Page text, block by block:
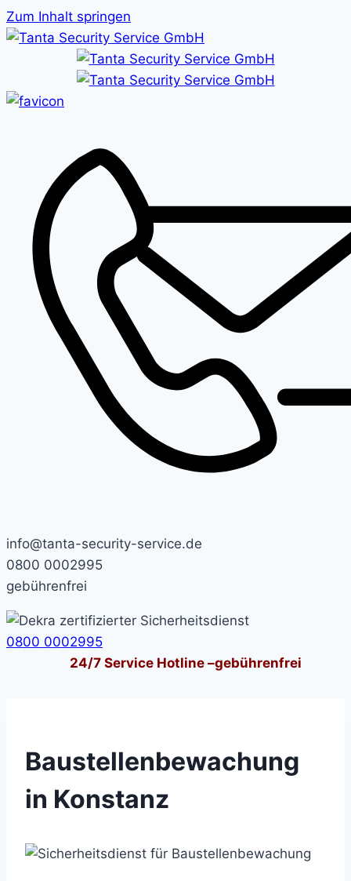
Zum Inhalt springen
info@tanta-security-service.de
0800 0002995
gebührenfrei
0800 0002995
24/7Service Hotline –gebührenfrei
Baustellenbewachung
in Konstanz